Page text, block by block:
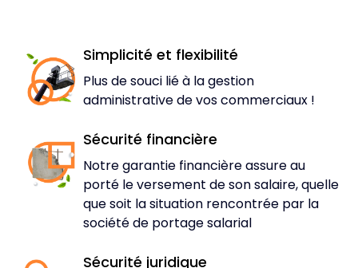
Simplicité et flexibilité
Plus de souci lié à la gestion
administrative de vos commerciaux !
Sécurité financière
Notre garantie financière assure au
porté le versement de son salaire, quelle
que soit la situation rencontrée par la
société de portage salarial
Sécurité juridique